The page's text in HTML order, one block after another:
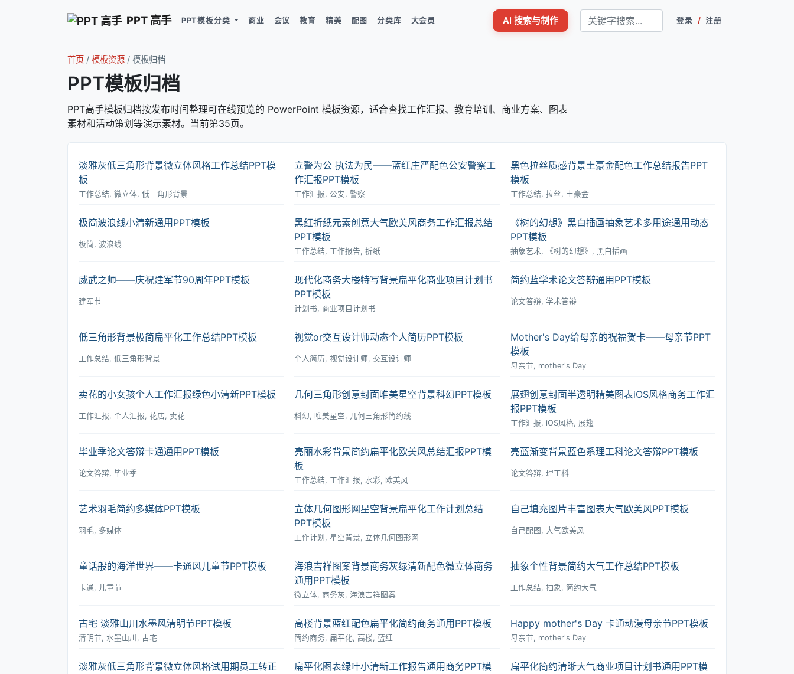
PPT 高手 PPT模板分类 商业 会议 教育 精美 配图 分类库 大会员 AI 搜索与制作 登录 / 注册
首页 / 模板资源 / 模板归档
PPT模板归档
PPT高手模板归档按发布时间整理可在线预览的 PowerPoint 模板资源，适合查找工作汇报、教育培训、商业方案、图表
素材和活动策划等演示素材。当前第35页。
淡雅灰低三角形背景微立体风格工作总结PPT模
板
工作总结, 微立体, 低三角形背景
立警为公 执法为民――蓝红庄严配色公安警察工
作汇报PPT模板
工作汇报, 公安, 警察
黑色拉丝质感背景土豪金配色工作总结报告PPT
模板
工作总结, 拉丝, 土豪金
极简波浪线小清新通用PPT模板
极简, 波浪线
黑红折纸元素创意大气欧美风商务工作汇报总结
PPT模板
工作总结, 工作报告, 折纸
《树的幻想》黑白插画抽象艺术多用途通用动态
PPT模板
抽象艺术, 《树的幻想》, 黑白插画
威武之师――庆祝建军节90周年PPT模板
建军节
现代化商务大楼特写背景扁平化商业项目计划书
PPT模板
计划书, 商业项目计划书
简约蓝学术论文答辩通用PPT模板
论文答辩, 学术答辩
低三角形背景极简扁平化工作总结PPT模板
工作总结, 低三角形背景
视觉or交互设计师动态个人简历PPT模板
个人简历, 视觉设计师, 交互设计师
Mother's Day给母亲的祝福贺卡――母亲节PPT
模板
母亲节, mother's Day
卖花的小女孩个人工作汇报绿色小清新PPT模板
工作汇报, 个人汇报, 花店, 卖花
几何三角形创意封面唯美星空背景科幻PPT模板
科幻, 唯美星空, 几何三角形简约线
展翅创意封面半透明精美图表iOS风格商务工作汇
报PPT模板
工作汇报, iOS风格, 展翅
毕业季论文答辩卡通通用PPT模板
论文答辩, 毕业季
亮丽水彩背景简约扁平化欧美风总结汇报PPT模
板
工作总结, 工作汇报, 水彩, 欧美风
亮蓝渐变背景蓝色系理工科论文答辩PPT模板
论文答辩, 理工科
艺术羽毛简约多媒体PPT模板
羽毛, 多媒体
立体几何图形网星空背景扁平化工作计划总结
PPT模板
工作计划, 星空背景, 立体几何图形网
自己填充图片丰富图表大气欧美风PPT模板
自己配图, 大气欧美风
童话般的海洋世界――卡通风儿童节PPT模板
卡通, 儿童节
海浪吉祥图案背景商务灰绿清新配色微立体商务
通用PPT模板
微立体, 商务灰, 海浪吉祥图案
抽象个性背景简约大气工作总结PPT模板
工作总结, 抽象, 简约大气
古宅 淡雅山川水墨风清明节PPT模板
清明节, 水墨山川, 古宅
高楼背景蓝红配色扁平化简约商务通用PPT模板
简约商务, 扁平化, 高楼, 蓝红
Happy mother's Day 卡通动漫母亲节PPT模板
母亲节, mother's Day
淡雅灰低三角形背景微立体风格试用期员工转正
扁平化图表绿叶小清新工作报告通用商务PPT模
扁平化简约清晰大气商业项目计划书通用PPT模